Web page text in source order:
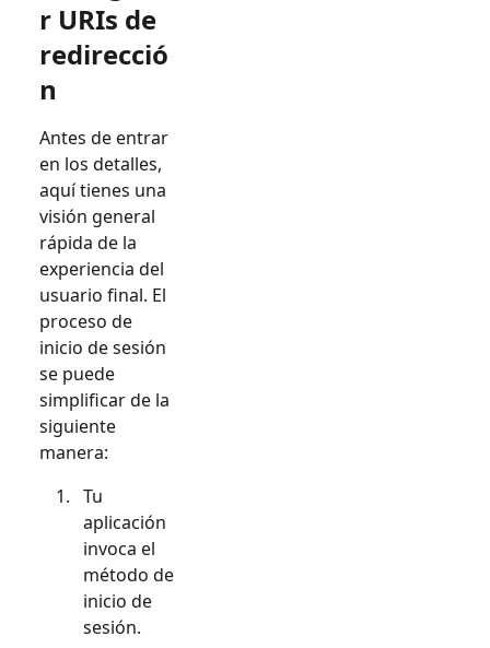
r URIs de
redirecció
n
Antes de entrar
en los detalles,
aquí tienes una
visión general
rápida de la
experiencia del
usuario final. El
proceso de
inicio de sesión
se puede
simplificar de la
siguiente
manera:
Tu
aplicación
invoca el
método de
inicio de
sesión.